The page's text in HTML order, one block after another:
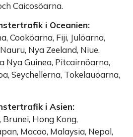
Caicosöarna.
i Oceanien:
Cooköarna, Fiji, Julöarna,
Nya Zeeland, Niue,
Nya Guinea, Pitcairnöarna,
Seychellerna, Tokelauöarna,
i Asien:
Hong Kong,
Macao, Malaysia, Nepal,